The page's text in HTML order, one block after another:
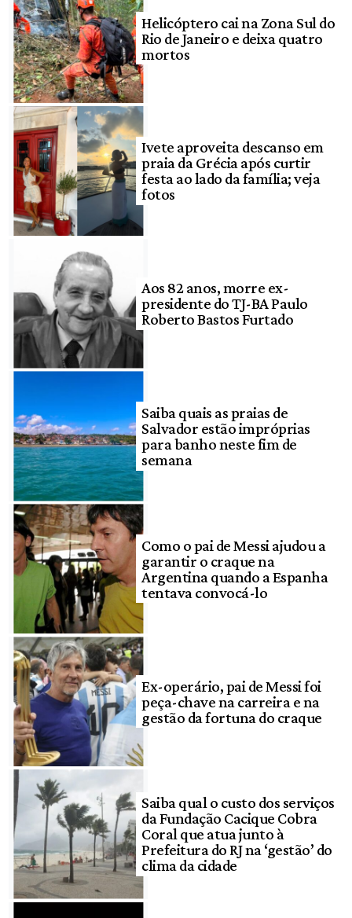
Helicóptero cai na Zona Sul do
Rio de Janeiro e deixa quatro
mortos
Ivete aproveita descanso em
praia da Grécia após curtir
festa ao lado da família; veja
fotos
Aos 82 anos, morre ex-
presidente do TJ-BA Paulo
Roberto Bastos Furtado
Saiba quais as praias de
Salvador estão impróprias
para banho neste fim de
semana
Como o pai de Messi ajudou a
garantir o craque na
Argentina quando a Espanha
tentava convocá-lo
Ex-operário, pai de Messi foi
peça-chave na carreira e na
gestão da fortuna do craque
Saiba qual o custo dos serviços
da Fundação Cacique Cobra
Coral que atua junto à
Prefeitura do RJ na ‘gestão’ do
clima da cidade